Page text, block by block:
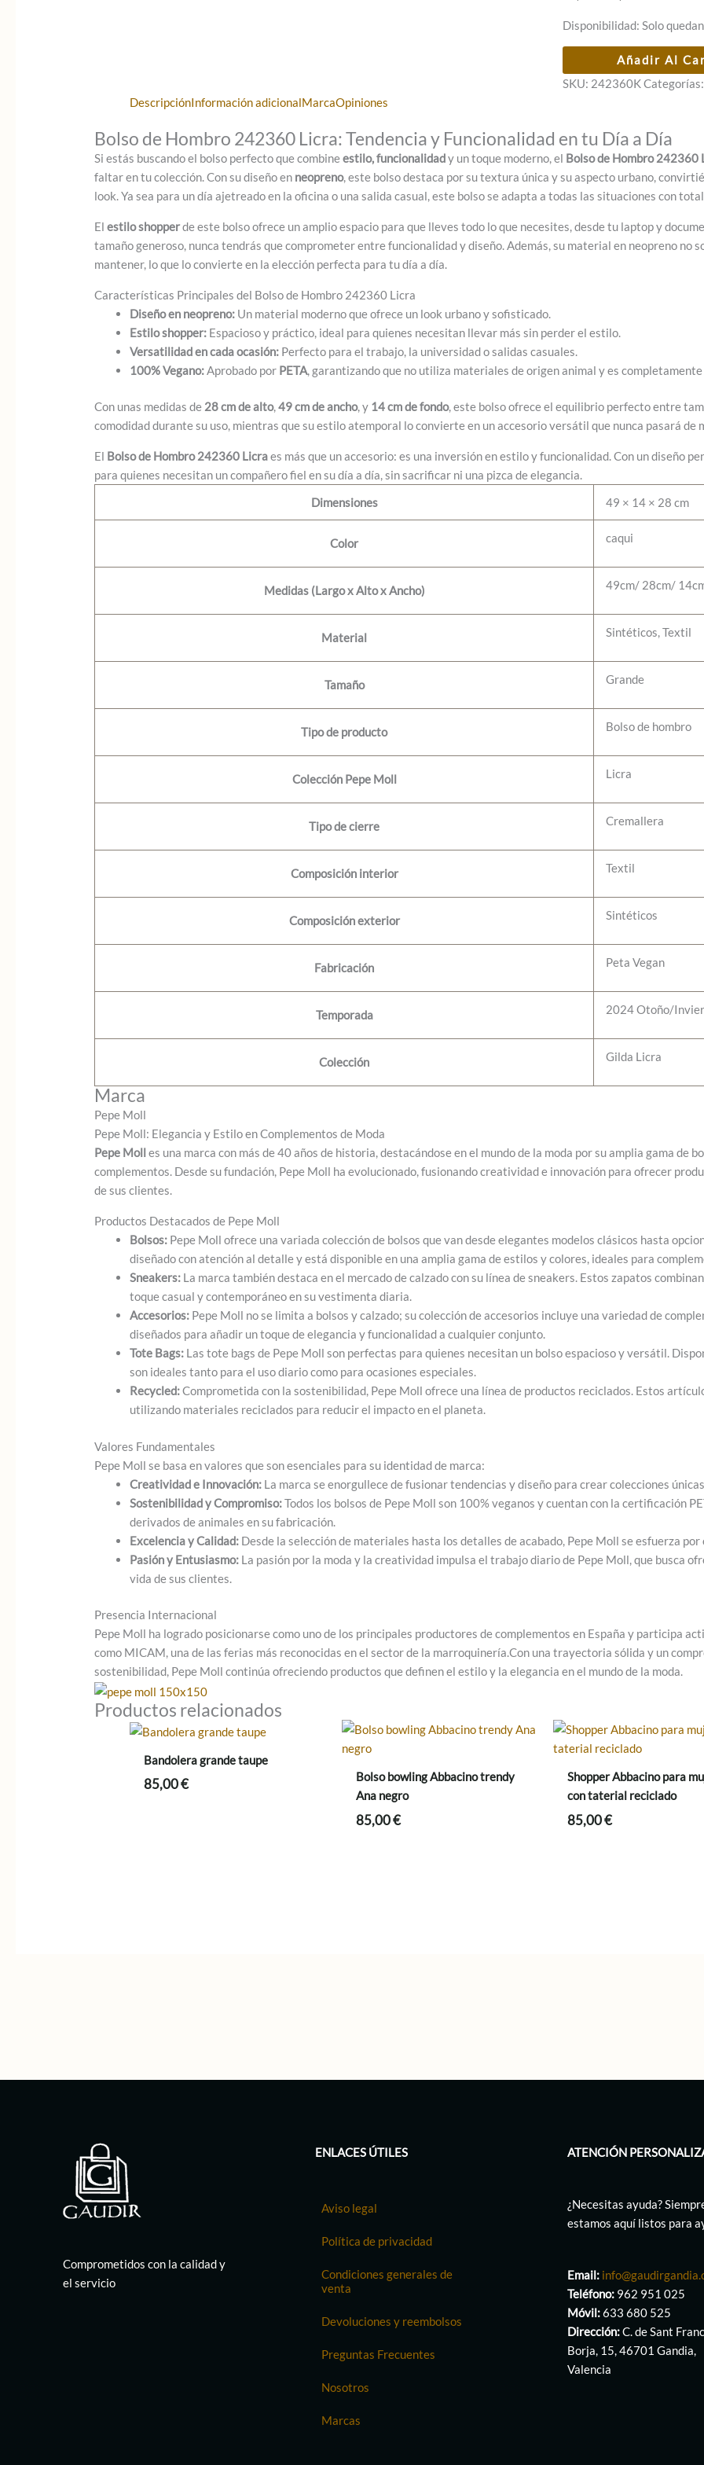
original
era:
60,00 €.
actual
es:
48,00 €.
Disponibilidad: Solo
de
hombro
Licra
Kaki
Añadir Al
SKU: 242360K
DescripciónInformación adicionalMarcaOpiniones
Bolso de Hombro 242360 Licra: Tendencia y Funcionalidad en tu Día a Día
Si estás buscando el bolso perfecto que combineestilo, funcionalidady un toque moderno, el Bolso de Hombro 242360
faltar en tu colección. Con su diseño en neopreno, este bolso destaca por su textura única y su aspecto urbano,
look. Ya sea para un día ajetreado en la oficina o una salida casual, este bolso se adapta a todas las situaciones con
Elestilo shopperde este bolso ofrece un amplio espacio para que lleves todo lo que necesites, desde tu laptop y
tamaño generoso, nunca tendrás que comprometer entre funcionalidad y diseño. Además, su material en neopreno no
mantener, lo que lo convierte en la elección perfecta para tu día a día.
Características Principales del Bolso de Hombro 242360 Licra
Diseño en neopreno: Un material moderno que ofrece un look urbano y sofisticado.
Estilo shopper: Espacioso y práctico, ideal para quienes necesitan llevar más sin perder el estilo.
Versatilidad en cada ocasión: Perfecto para el trabajo, la universidad o salidas casuales.
100% Vegano:Aprobado por PETA, garantizando que no utiliza materiales de origen animal y es
Con unas medidas de 28 cm de alto,49 cm de ancho, y 14 cm de fondo, este bolso ofrece el equilibrio perfecto entre
comodidad durante su uso, mientras que su estilo atemporal lo convierte en un accesorio versátil que nunca pasará de
El Bolso de Hombro 242360 Licraes más que un accesorio: es una inversión en estilo y funcionalidad. Con un diseño
para quienes necesitan un compañero fiel en su día a día, sin sacrificar ni una pizca de elegancia.
Dimensiones
49 × 14 × 28 cm
Color caqui
Medidas (Largo x Alto x Ancho) 49cm/ 28cm/
Material Sintéticos, Textil
Tamaño Grande
Tipo de producto Bolso de hombro
Colección Pepe Moll Licra
Tipo de cierre Cremallera
Composición interior Textil
Composición exterior Sintéticos
Fabricación Peta Vegan
Temporada 2024 Otoño/
Colección Gilda Licra
Marca
Pepe Moll
Pepe Moll: Elegancia y Estilo en Complementos de Moda
Pepe Molles una marca con más de 40 años de historia, destacándose en el mundo de la moda por su amplia gama de
complementos. Desde su fundación, Pepe Moll ha evolucionado, fusionando creatividad e innovación para ofrecer
de sus clientes.
Productos Destacados de Pepe Moll
Bolsos: Pepe Moll ofrece una variada colección de bolsos que van desde elegantes modelos clásicos hasta
diseñado con atención al detalle y está disponible en una amplia gama de estilos y colores, ideales para
Sneakers: La marca también destaca en el mercado de calzado con su línea de sneakers. Estos zapatos
toque casual y contemporáneo en su vestimenta diaria.
Accesorios: Pepe Moll no se limita a bolsos y calzado; su colección de accesorios incluye una variedad de
diseñados para añadir un toque de elegancia y funcionalidad a cualquier conjunto.
Tote Bags: Las tote bags de Pepe Moll son perfectas para quienes necesitan un bolso espacioso y versátil.
son ideales tanto para el uso diario como para ocasiones especiales.
Recycled:Comprometida con la sostenibilidad, Pepe Moll ofrece una línea de productos reciclados. Estos
utilizando materiales reciclados para reducir el impacto en el planeta.
Valores Fundamentales
Pepe Moll se basa en valores que son esenciales para su identidad de marca:
Creatividad e Innovación: La marca se enorgullece de fusionar tendencias y diseño para crear colecciones
Sostenibilidad y Compromiso:Todos los bolsos de Pepe Moll son 100% veganos y cuentan con la certificación
derivados de animales en su fabricación.
Excelencia y Calidad: Desde la selección de materiales hasta los detalles de acabado, Pepe Moll se esfuerza
Pasión y Entusiasmo: La pasión por la moda y la creatividad impulsa el trabajo diario de Pepe Moll, que busca
vida de sus clientes.
Presencia Internacional
Pepe Moll ha logrado posicionarse como uno de los principales productores de complementos en España y participa
como MICAM, una de las ferias más reconocidas en el sector de la marroquinería.Con una trayectoria sólida y un
sostenibilidad, Pepe Moll continúa ofreciendo productos que definen el estilo y la elegancia en el mundo de la moda.
Productos relacionados
Bandolera grande taupe
85,00€
Bolso bowling Abbacino trendy
Ana negro
85,00€
Shopper Abbacino para
con taterial reciclado
85,00€
Comprometidos con la calidad y
el servicio
ENLACES ÚTILES
Aviso legal
Política de privacidad
Condiciones generales de
venta
Devoluciones y reembolsos
Preguntas Frecuentes
Nosotros
Marcas
ATENCIÓN
¿Necesitas ayuda?
estamos aquí listos para
Email:
Teléfono: 962 951 025
Móvil:633 680 525
Dirección:C. de Sant
Borja, 15, 46701 Gandia,
Valencia